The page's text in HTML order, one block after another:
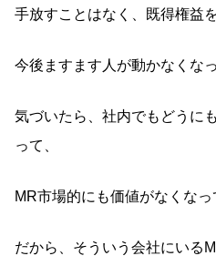
手放すことはなく、既得権益
今後ますます人が動かなくな
気づいたら、社内でもどうに
って、
MR市場的にも価値がなくなっ
だから、そういう会社にいる